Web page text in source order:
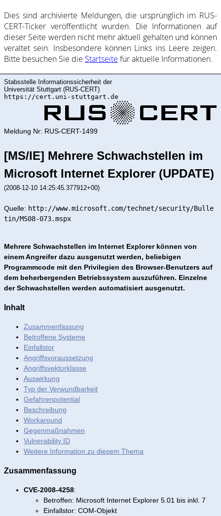
Dies sind ar­chi­vie­rte Mel­dung­en, die ur­sprüng­lich im RUS-
CERT-Ticker ver­öf­fent­licht wur­den. Die In­for­ma­ti­on­en auf
dieser Sei­te wer­den nicht mehr ak­tu­ell ge­halte­n und kön­nen
ver­al­tet sein. Ins­be­son­de­re kön­nen Links ins Lee­re zei­gen.
Bitte be­such­en Sie die Start­sei­te für ak­tu­elle In­for­ma­ti­on­en.
Stabsstelle Informationssicherheit der
Universität Stuttgart (RUS-CERT)
https://cert.uni-stuttgart.de
Meldung Nr: RUS-CERT-1499
[MS/IE] Mehrere Schwachstellen im
Microsoft Internet Explorer (UPDATE)
(2008-12-10 14:25:45.377912+00)
Quelle: http://www.microsoft.com/technet/security/Bulle
tin/MS08-073.mspx
Mehrere Schwachstellen im Internet Explorer können von
einem Angreifer dazu ausgenutzt werden, beliebigen
Programmcode mit den Privilegien des Browser-Benutzers auf
dem beherbergenden Betriebssystem auszuführen. Einzelne
der Schwachstellen werden automatisiert ausgenutzt.
Inhalt
Zusammenfassung
Betroffene Systeme
Einfallstor
Angriffsvoraussetzung
Angriffsvektorklasse
Auswirkung
Typ der Verwundbarkeit
Gefahrenpotential
Beschreibung
Workaround
Gegenmaßnahmen
Vulnerability ID
Weitere Information zu diesem Thema
Zusammenfassung
CVE-2008-4258:
Betroffen: Microsoft Internet Explorer 5.01 bis inkl. 7
Einfallstor: COM-Objekt